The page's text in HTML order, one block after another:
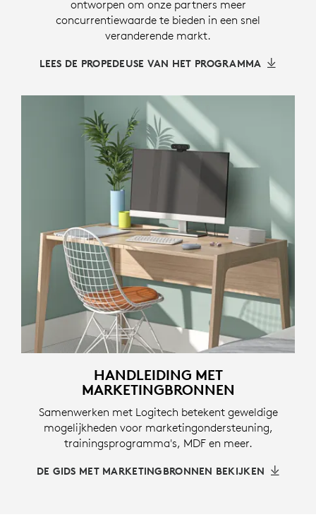
ontworpen om onze partners meer
concurrentiewaarde te bieden in een snel
veranderende markt.
LEES DE PROPEDEUSE VAN HET PROGRAMMA
HANDLEIDING MET
MARKETINGBRONNEN
Samenwerken met Logitech betekent geweldige
mogelijkheden voor marketingondersteuning,
trainingsprogramma's, MDF en meer.
DE GIDS MET MARKETINGBRONNEN BEKIJKEN